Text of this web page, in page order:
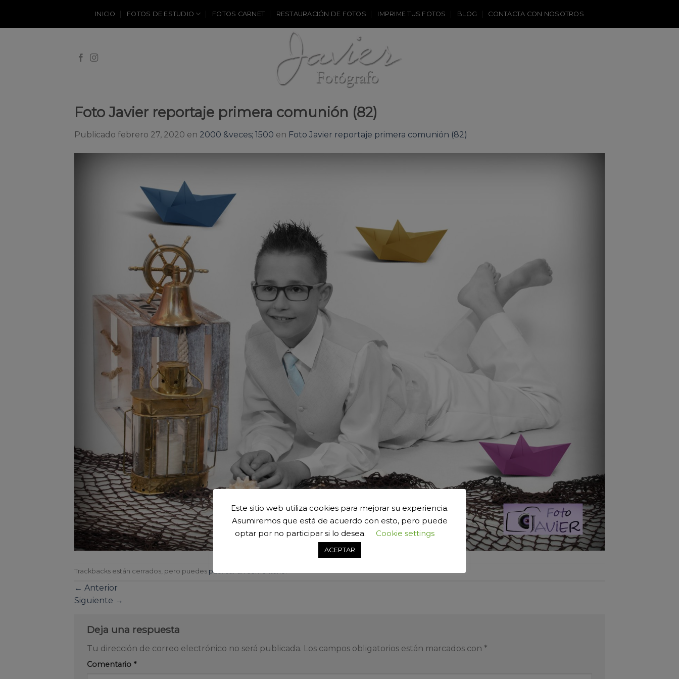
content
INICIO FOTOS DE ESTUDIO FOTOS CARNET RESTAURACIÓN DE FOTOS IMPRIME TUS FOTOS BLOG CONTACTA CON NOSOTROS
Foto Javier reportaje primera comunión (82)
Publicado febrero 27, 2020 en 2000 &veces; 1500 en Foto Javier reportaje primera comunión (82)
Trackbacks están cerrados, pero puedes publicar un comentario.
← Anterior
Siguiente →
Deja una respuesta
Tu dirección de correo electrónico no será publicada. Los campos obligatorios están marcados con *
Comentario *
Este sitio web utiliza cookies para mejorar su experiencia.
Asumiremos que está de acuerdo con esto, pero puede
optar por no participar si lo desea.
Cookie settings
ACEPTAR